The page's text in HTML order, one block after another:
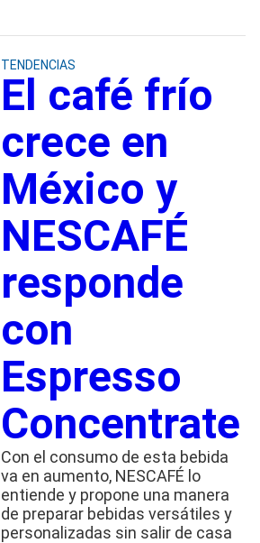
TENDENCIAS
El café frío
crece en
México y
NESCAFÉ
responde
con
Espresso
Concentrate
Con el consumo de esta bebida
va en aumento, NESCAFÉ lo
entiende y propone una manera
de preparar bebidas versátiles y
personalizadas sin salir de casa